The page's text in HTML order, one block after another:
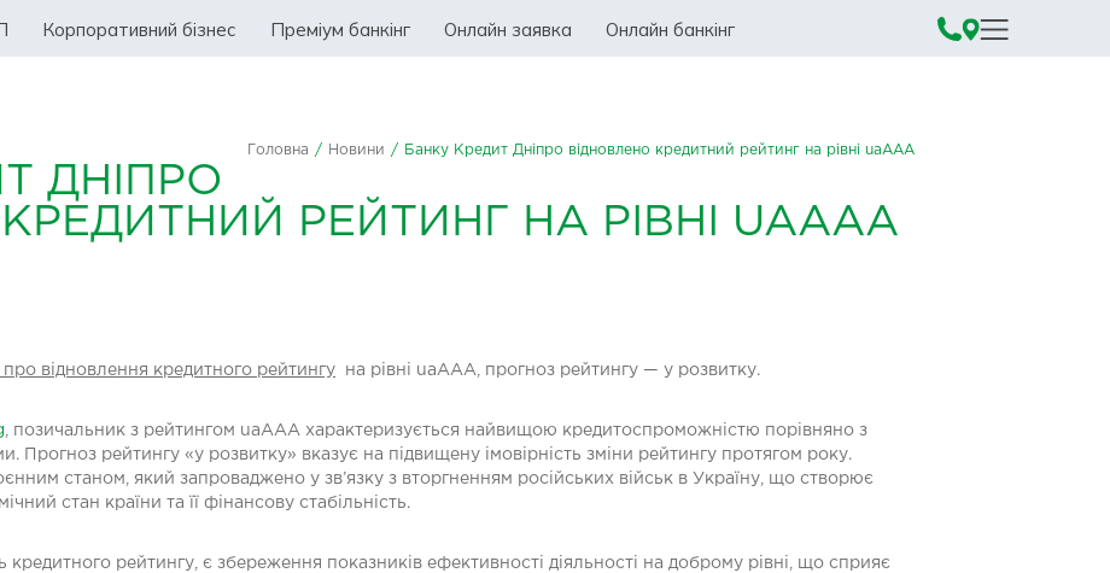
Корпоративний бізнес Преміум банкінг Онлайн заявка Онлайн банкінг
Головна / Новини / Банку Кредит Дніпро відновлено кредитний рейтинг на рівні uaAАА
ДНІПРО
РЕЙТИНГ НА РІВНІ UAAАА
відновлення кредитного рейтингу на рівні uaAАА, прогноз рейтингу — у розвитку.
, позичальник з рейтингом uaAAA характеризується найвищою кредитоспроможністю порівняно з
Прогноз рейтингу «у розвитку» вказує на підвищену імовірність зміни рейтингу протягом року.
станом, який запроваджено у зв’язку з вторгненням російських військ в Україну, що створює
стан країни та її фінансову стабільність.
рейтингу, є збереження показників ефективності діяльності на доброму рівні, що сприяє